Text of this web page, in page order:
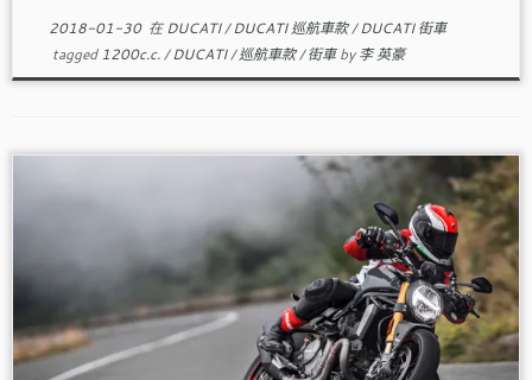
2018-01-30在DUCATI/DUCATI 巡航車款/DUCATI 街車
tagged1200c.c./DUCATI/巡航車款/街車by李 英豪